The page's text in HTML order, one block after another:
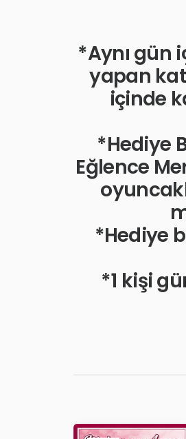
*Aynı gün
yapan
içinde
*Hediye
Eğlence
*Hediye
*1 kişi